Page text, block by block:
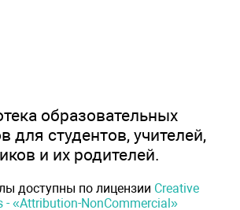
образовательных
для студентов, учителей,
и их родителей.
доступны по лицензии Creative
- «Attribution-NonCommercial»